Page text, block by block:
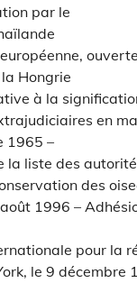
par le
Hongrie
à la
en
1965 –
la liste des
des
1996 –
pour la
le 9